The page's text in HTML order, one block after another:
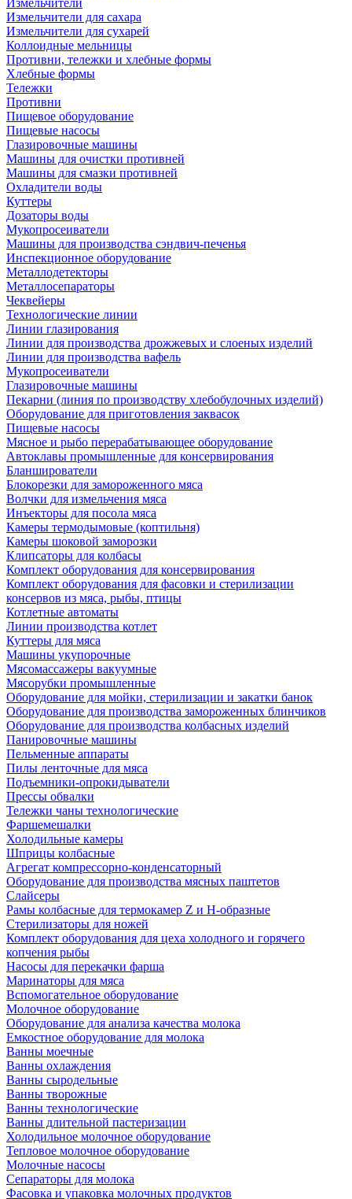
Измельчители
Измельчители для сахара
Измельчители для сухарей
Коллоидные мельницы
Противни, тележки и хлебные формы
Хлебные формы
Тележки
Противни
Пищевое оборудование
Пищевые насосы
Глазировочные машины
Машины для очистки противней
Машины для смазки противней
Охладители воды
Куттеры
Дозаторы воды
Мукопросеиватели
Машины для производства сэндвич-печенья
Инспекционное оборудование
Металлодетекторы
Металлосепараторы
Чеквейеры
Технологические линии
Линии глазирования
Линии для производства дрожжевых и слоеных изделий
Линии для производства вафель
Мукопросеиватели
Глазировочные машины
Пекарни (линия по производству хлебобулочных изделий)
Оборудование для приготовления заквасок
Пищевые насосы
Мясное и рыбо перерабатывающее оборудование
Автоклавы промышленные для консервирования
Бланширователи
Блокорезки для замороженного мяса
Волчки для измельчения мяса
Инъекторы для посола мяса
Камеры термодымовые (коптильня)
Камеры шоковой заморозки
Клипсаторы для колбасы
Комплект оборудования для консервирования
Комплект оборудования для фасовки и стерилизации
консервов из мяса, рыбы, птицы
Котлетные автоматы
Линии производства котлет
Куттеры для мяса
Машины укупорочные
Мясомассажеры вакуумные
Мясорубки промышленные
Оборудование для мойки, стерилизации и закатки банок
Оборудование для производства замороженных блинчиков
Оборудование для производства колбасных изделий
Панировочные машины
Пельменные аппараты
Пилы ленточные для мяса
Подъемники-опрокидыватели
Прессы обвалки
Тележки чаны технологические
Фаршемешалки
Холодильные камеры
Шприцы колбасные
Агрегат компрессорно-конденсаторный
Оборудование для производства мясных паштетов
Слайсеры
Рамы колбасные для термокамер Z и H-образные
Стерилизаторы для ножей
Комплект оборудования для цеха холодного и горячего
копчения рыбы
Насосы для перекачки фарша
Маринаторы для мяса
Вспомогательное оборудование
Молочное оборудование
Оборудование для анализа качества молока
Емкостное оборудование для молока
Ванны моечные
Ванны охлаждения
Ванны сыродельные
Ванны творожные
Ванны технологические
Ванны длительной пастеризации
Холодильное молочное оборудование
Тепловое молочное оборудование
Молочные насосы
Сепараторы для молока
Фасовка и упаковка молочных продуктов